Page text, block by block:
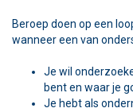
Beroep doen op een
wanneer een van
Je wil
bent en waar je
Je hebt als